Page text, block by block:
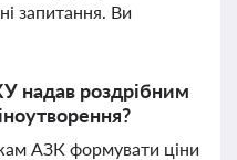
запитання. Ви
надав роздрібним
АЗК формувати ціни